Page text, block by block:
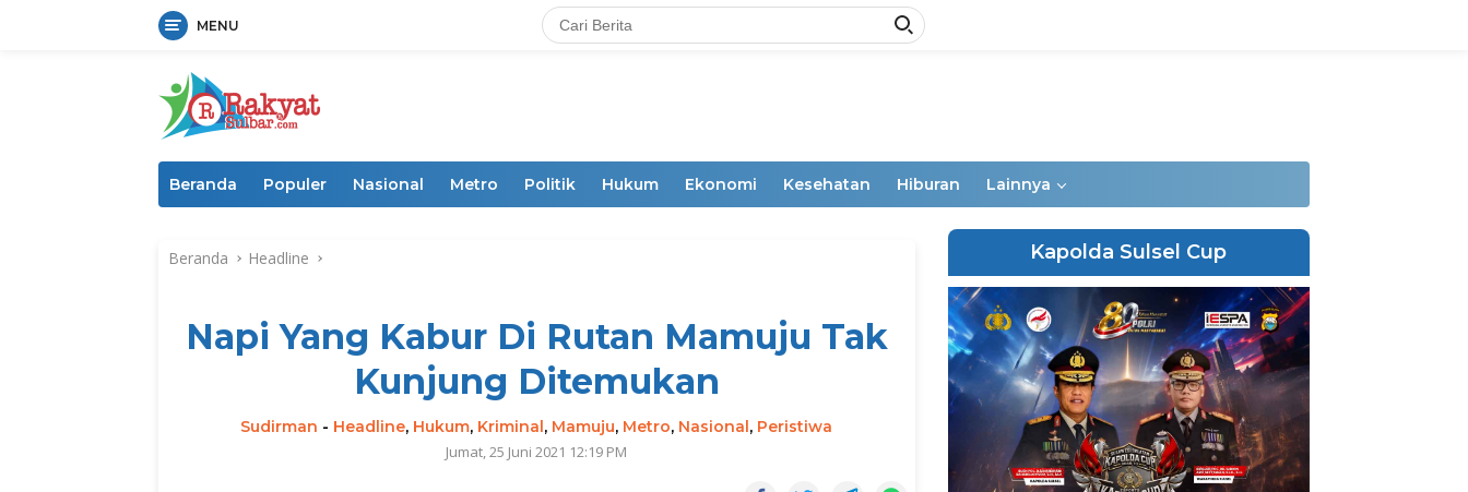
MENU
Beranda Populer Nasional Metro Politik Hukum Ekonomi Kesehatan Hiburan Lainnya
Beranda Headline
Napi Yang Kabur Di Rutan Mamuju Tak
Kunjung Ditemukan
Sudirman - Headline, Hukum, Kriminal, Mamuju, Metro, Nasional, Peristiwa
Jumat, 25 Juni 2021 12:19 PM
Kapolda Sulsel Cup